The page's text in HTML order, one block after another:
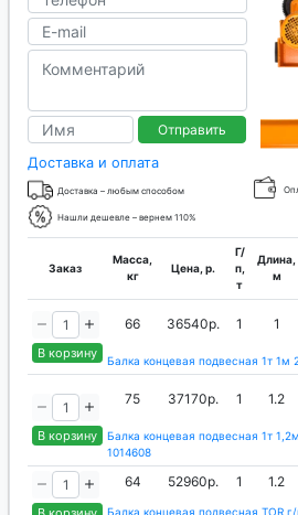
Отправить
Доставка и оплата
Доставка – любым способом
Нашли дешевле – вернем 110%
Заказ
Масса,
кг
Цена, р.
Г/
п,
т
Длина,
м
В корзину
66 36540р. 1 1
Балка концевая подвесная 1т
В корзину
75 37170р. 1 1.2
Балка концевая подвесная 1т
1014608
64 52960р. 1 1.2
Балка концевая подвесная TOR